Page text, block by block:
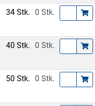
34 Stk. 0 Stk.
40 Stk. 0 Stk.
50 Stk. 0 Stk.